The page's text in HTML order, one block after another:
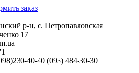
заказ
р-н, с. Петропавловская
17
40-40 (093) 484-30-30